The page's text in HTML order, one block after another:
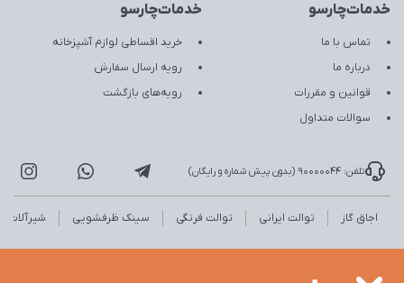
خدمات‌چارسو
تماس با ما
درباره ما
قوانین و مقررات
سوالات متداول
خدمات‌چارسو
خرید اقساطی لوازم آشپزخانه
رویه ارسال سفارش
رویه‌های بازگشت
تلفن: 90000044 (بدون پیش شماره و رایگان)
اجاق گاز توالت ایرانی توالت فرنگی سینک ظرفشویی شیرآلات